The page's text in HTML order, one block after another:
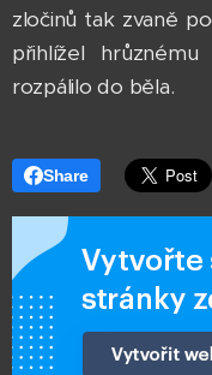
zločinů tak zvaně
přihlížel
rozpálilo do běla.
Share